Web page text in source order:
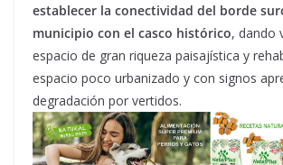
establecer la conectividad del borde
municipio con el casco histórico, dando
espacio de gran riqueza paisajística y
espacio poco urbanizado y con signos
degradación por vertidos.